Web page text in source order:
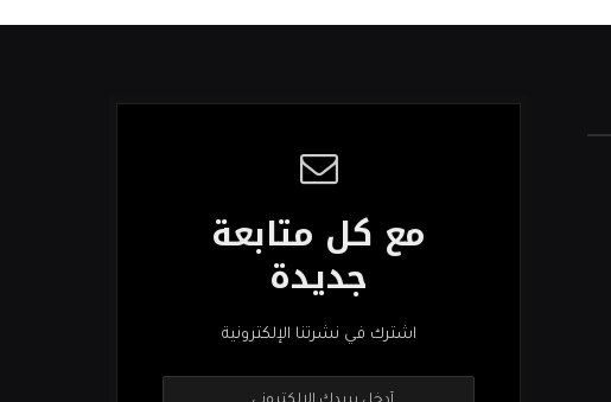
مع كل متابعة
جديدة
اشترك في نشرتنا الإلكترونية